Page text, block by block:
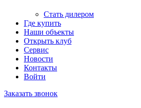
Стать дилером
Где купить
Наши объекты
Открыть клуб
Сервис
Новости
Контакты
Войти
Заказать звонок